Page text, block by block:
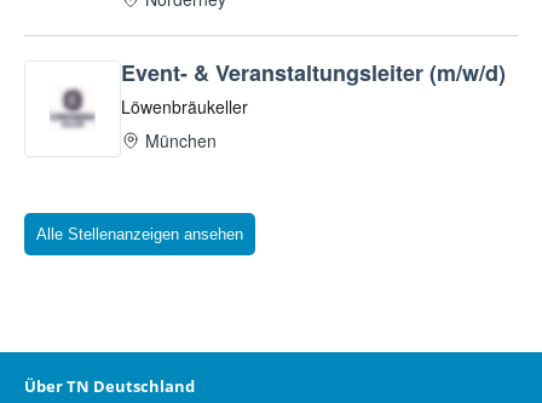
Alle Stellenanzeigen ansehen
Über TN Deutschland